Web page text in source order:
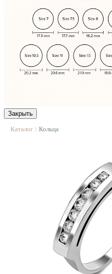
Закрыть
Каталог | Кольца